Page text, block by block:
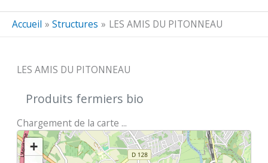
principal
Accueil Structures LES AMIS DU PITONNEAU
LES AMIS DU PITONNEAU
Produits fermiers bio
Chargement de la carte ...
+